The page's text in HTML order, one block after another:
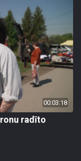
00:03:18
radīto